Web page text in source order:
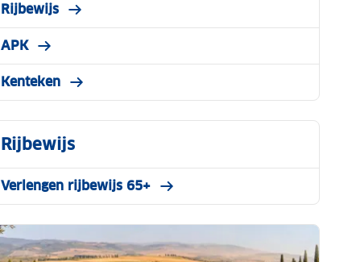
Rijbewijs
APK
Kenteken
Rijbewijs
Verlengen rijbewijs 65+